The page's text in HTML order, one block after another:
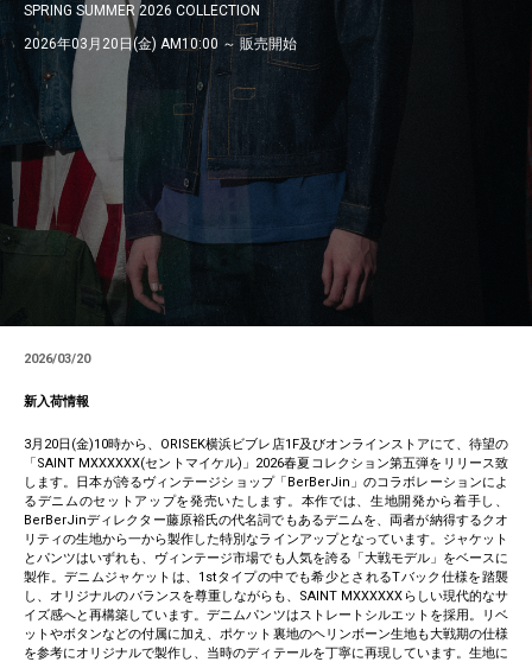
SPRING SUMMER 2026 COLLECTION
2026年03月20日(金) AM10:00 ～ 販売開始
2026/03/20
新入荷情報
3月20日(金)10時から、ORISEK横浜ビブレ店1F及びオンラインストアにて、待望の
「SAINT MXXXXXX(セントマイケル)」2026春夏コレクション第五弾をリリース致
します。日本が誇るヴィンテージショップ「BerBerJin」のコラボレーションによ
るデニムのセットアップを発売いたします。本作では、生地開発から着手し、
BerBerJinディレクター藤原裕氏の代名詞でもあるデニムを、両者が納得するクオ
リティの生地から一から製作した特別なラインアップとなっています。ジャケット
とパンツはいずれも、ヴィンテージ市場でも人気を誇る「大戦モデル」をベースに
製作。デニムジャケットは、1stタイプの中でも希少とされるTバック仕様を踏襲
し、オリジナルのバランスを尊重しながらも、SAINT MXXXXXXらしい現代的なサ
イズ感へと再構築しています。デニムパンツはストレートシルエットを採用。リベ
ットやボタンなどの付属に加え、ポケット裏地のヘリンボーン生地も大戦期の仕様
を参考にオリジナルで製作し、当時のディテールを丁寧に再現しています。生地に